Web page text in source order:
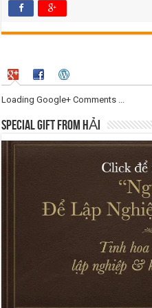
Loading Google+ Comments ...
SPECIAL GIFT FROM HẢI